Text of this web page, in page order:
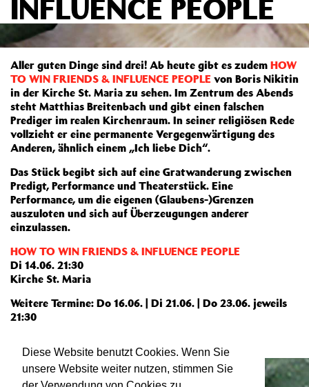
Diese Website benutzt Cookies. Wenn Sie
unsere Website weiter nutzen, stimmen Sie
INFLUENCE PEOPLE
Aller guten Dinge sind drei! Ab heute gibt es zudem HOW
TO WIN FRIENDS & INFLUENCE PEOPLE von Boris Nikitin
in der Kirche St. Maria zu sehen. Im Zentrum des Abends
steht Matthias Breitenbach und gibt einen falschen
Prediger im realen Kirchenraum. In seiner religiösen Rede
vollzieht er eine permanente Vergegenwärtigung des
Anderen, ähnlich einem „Ich liebe Dich“.
Das Stück begibt sich auf eine Gratwanderung zwischen
Predigt, Performance und Theaterstück. Eine
Performance, um die eigenen (Glaubens-)Grenzen
auszuloten und sich auf Überzeugungen anderer
einzulassen.
HOW TO WIN FRIENDS & INFLUENCE PEOPLE
Di 14.06. 21:30
Kirche St. Maria
Weitere Termine: Do 16.06. | Di 21.06. | Do 23.06. jeweils
21:30